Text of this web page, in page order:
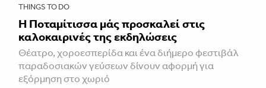
THINGS TO DO
Η Ποταμίτισσα μάς προσκαλεί στις
καλοκαιρινές της εκδηλώσεις
Θέατρο, χοροεσπερίδα και ένα διήμερο φεστιβάλ
παραδοσιακών γεύσεων δίνουν αφορμή για
εξόρμηση στο χωριό